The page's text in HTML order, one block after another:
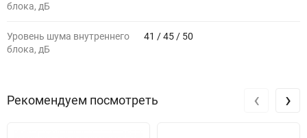
блока, дБ
Уровень шума внутреннего
блока, дБ
41 / 45 / 50
Рекомендуем посмотреть ‹ ›